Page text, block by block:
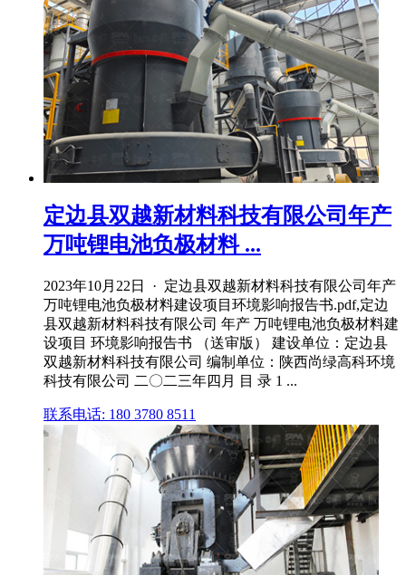
定边县双越新材料科技有限公司年产
万吨锂电池负极材料 ...
2023年10月22日 · 定边县双越新材料科技有限公司年产
万吨锂电池负极材料建设项目环境影响报告书.pdf,定边
县双越新材料科技有限公司 年产 万吨锂电池负极材料建
设项目 环境影响报告书 （送审版） 建设单位：定边县
双越新材料科技有限公司 编制单位：陕西尚绿高科环境
科技有限公司 二〇二三年四月 目 录 1 ...
联系电话: 180 3780 8511